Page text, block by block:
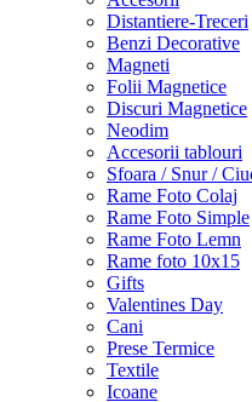
Distantiere-Treceri
Benzi Decorative
Magneti
Folii Magnetice
Discuri Magnetice
Neodim
Accesorii tablouri
Sfoara / Snur /
Rame Foto Colaj
Rame Foto Simple
Rame Foto Lemn
Rame foto 10x15
Gifts
Valentines Day
Cani
Prese Termice
Textile
Icoane